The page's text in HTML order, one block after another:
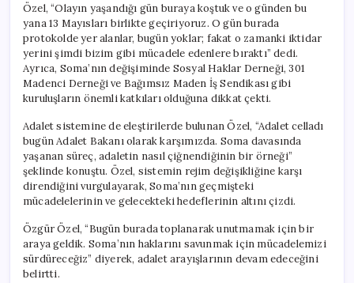
Özel, “Olayın yaşandığı gün buraya koştuk ve o günden bu
yana 13 Mayısları birlikte geçiriyoruz. O gün burada
protokolde yer alanlar, bugün yoklar; fakat o zamanki iktidar
yerini şimdi bizim gibi mücadele edenlere bıraktı” dedi.
Ayrıca, Soma’nın değişiminde Sosyal Haklar Derneği, 301
Madenci Derneği ve Bağımsız Maden İş Sendikası gibi
kuruluşların önemli katkıları olduğuna dikkat çekti.
Adalet sistemine de eleştirilerde bulunan Özel, “Adalet celladı
bugün Adalet Bakanı olarak karşımızda. Soma davasında
yaşanan süreç, adaletin nasıl çiğnendiğinin bir örneği”
şeklinde konuştu. Özel, sistemin rejim değişikliğine karşı
direndiğini vurgulayarak, Soma’nın geçmişteki
mücadelelerinin ve gelecekteki hedeflerinin altını çizdi.
Özgür Özel, “Bugün burada toplanarak unutmamak için bir
araya geldik. Soma’nın haklarını savunmak için mücadelemizi
sürdüreceğiz” diyerek, adalet arayışlarının devam edeceğini
belirtti.